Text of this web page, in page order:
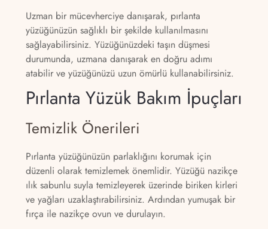
Uzman bir mücevherciye danışarak, pırlanta
yüzüğünüzün sağlıklı bir şekilde kullanılmasını
sağlayabilirsiniz. Yüzüğünüzdeki taşın düşmesi
durumunda, uzmana danışarak en doğru adımı
atabilir ve yüzüğünüzü uzun ömürlü kullanabilirsiniz.
Pırlanta Yüzük Bakım İpuçları
Temizlik Önerileri
Pırlanta yüzüğünüzün parlaklığını korumak için
düzenli olarak temizlemek önemlidir. Yüzüğü nazikçe
ılık sabunlu suyla temizleyerek üzerinde biriken kirleri
ve yağları uzaklaştırabilirsiniz. Ardından yumuşak bir
fırça ile nazikçe ovun ve durulayın.